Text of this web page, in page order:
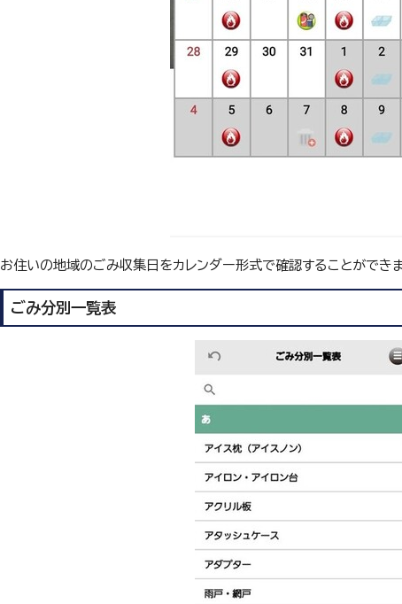
お住いの地域のごみ収集日をカレンダー形式で確認することができま
ごみ分別一覧表